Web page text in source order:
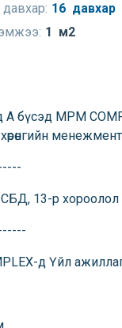
16 давхар
1 м2
А бүсэд MPM
хөрөнгийн
13-р хороолол
д Үйл